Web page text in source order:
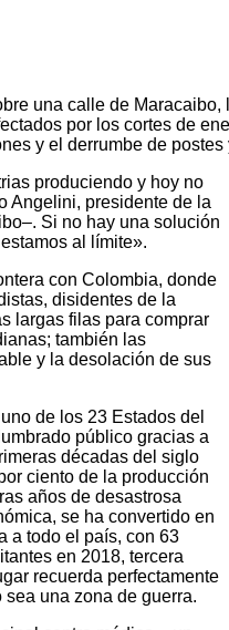
una calle de
por los cortes de
y el derrumbe de
produciendo y hoy no
Angelini, presidente de la
Si no hay una solución
al límite».
con Colombia, donde
disidentes de la
largas filas para comprar
también las
y la desolación de sus
de los 23 Estados del
público gracias a
décadas del siglo
ciento de la producción
años de desastrosa
se ha convertido en
a todo el país, con 63
en 2018, tercera
recuerda perfectamente
una zona de guerra.